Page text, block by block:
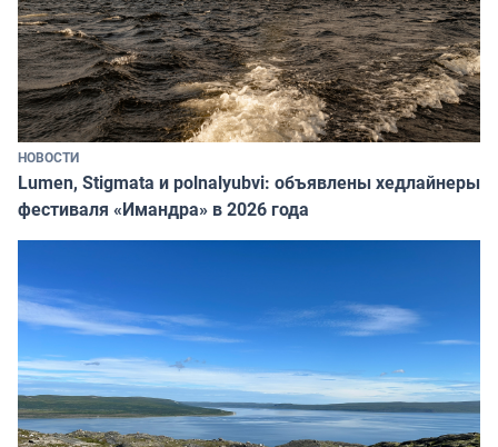
НОВОСТИ
Lumen, Stigmata и polnalyubvi: объявлены хедлайнеры
фестиваля «Имандра» в 2026 года